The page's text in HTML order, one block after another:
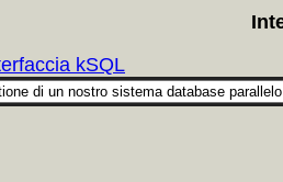
kSQL